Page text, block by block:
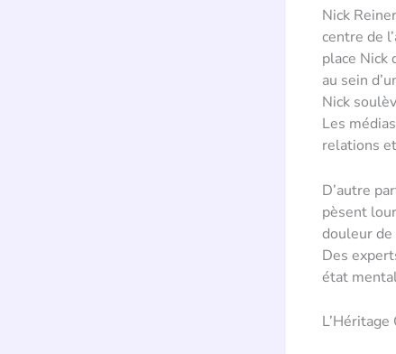
Nick
centre de
place Nick
au sein
Nick
Les
relations
D’autre
pèsent
douleur de
Des
état